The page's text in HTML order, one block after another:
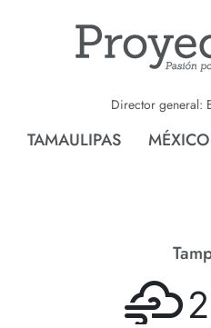
Director general:
TAMAULIPAS MÉXICO